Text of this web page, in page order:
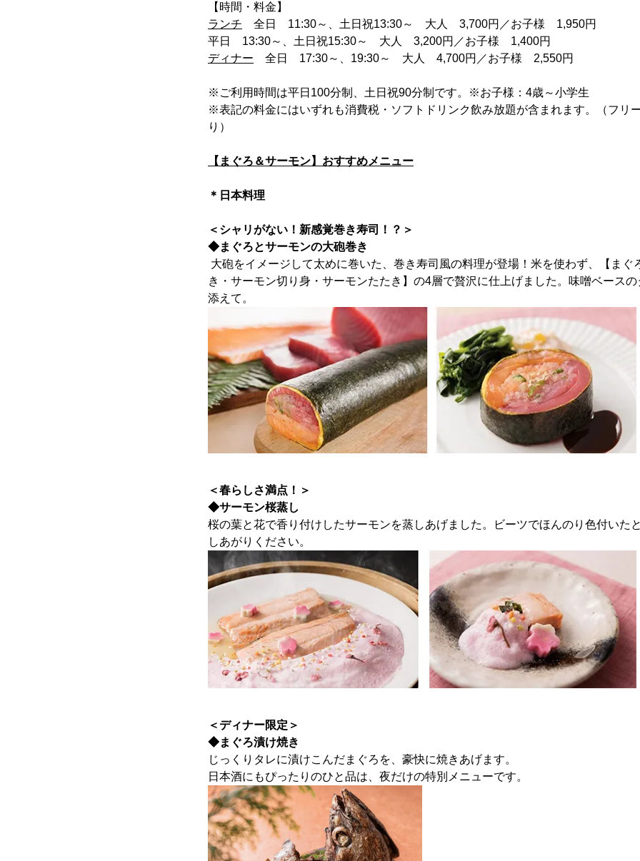
【時間・料金】
ランチ 全日 11:30～、土日祝13:30～ 大人 3,700円／お子様 1,950円
平日 13:30～、土日祝15:30～ 大人 3,200円／お子様 1,400円
ディナー 全日 17:30～、19:30～ 大人 4,700円／お子様 2,550円
※ご利用時間は平日100分制、土日祝90分制です。※お子様：4歳～小学生
※表記の料金にはいずれも消費税・ソフトドリンク飲み放題が含まれます。（フリ
り）
【まぐろ＆サーモン】おすすめメニュー
＊日本料理
＜シャリがない！新感覚巻き寿司！？＞
◆まぐろとサーモンの大砲巻き
大砲をイメージして太めに巻いた、巻き寿司風の料理が登場！米を使わず、【まぐ
き・サーモン切り身・サーモンたたき】の4層で贅沢に仕上げました。味噌ベース
添えて。
＜春らしさ満点！＞
◆サーモン桜蒸し
桜の葉と花で香り付けしたサーモンを蒸しあげました。ビーツでほんのり色付いた
しあがりください。
＜ディナー限定＞
◆まぐろ漬け焼き
じっくりタレに漬けこんだまぐろを、豪快に焼きあげます。
日本酒にもぴったりのひと品は、夜だけの特別メニューです。